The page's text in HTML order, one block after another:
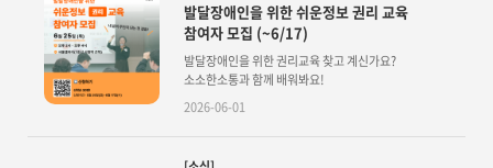
발달장애인을 위한 쉬운정보 권리 교육
참여자 모집 (~6/17)
발달장애인을 위한 권리교육 찾고 계신가요?
소소한소통과 함께 배워봐요!
2026-06-01